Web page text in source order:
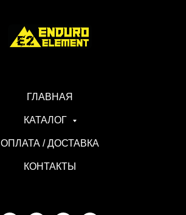
ГЛАВНАЯ
КАТАЛОГ
ОПЛАТА / ДОСТАВКА
КОНТАКТЫ